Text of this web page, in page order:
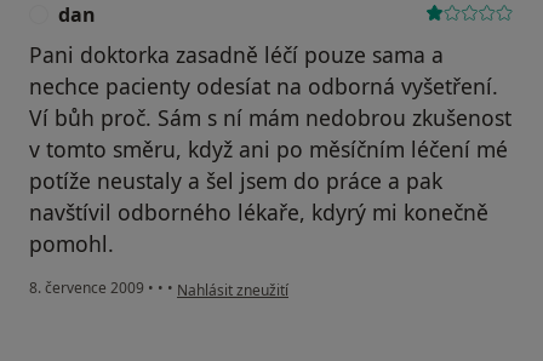
dan
Pani doktorka zasadně léčí pouze sama a
nechce pacienty odesíat na odborná vyšetření.
Ví bůh proč. Sám s ní mám nedobrou zkušenost
v tomto směru, když ani po měsíčním léčení mé
potíže neustaly a šel jsem do práce a pak
navštívil odborného lékaře, kdyrý mi konečně
pomohl.
8. července 2009 • • • podle názoru uživatele dan
Nahlásit zneužití